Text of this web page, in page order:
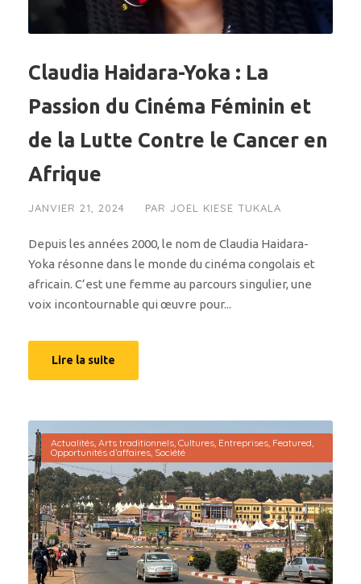
Claudia Haidara-Yoka : La
Passion du Cinéma Féminin et
de la Lutte Contre le Cancer en
Afrique
JANVIER 21, 2024 PAR JOEL KIESE TUKALA
Depuis les années 2000, le nom de Claudia Haidara-
Yoka résonne dans le monde du cinéma congolais et
africain. C’est une femme au parcours singulier, une
voix incontournable qui œuvre pour...
Lire la suite
Actualités, Arts traditionnels, Cultures, Entreprises, Featured,
Opportunités d’affaires, Société